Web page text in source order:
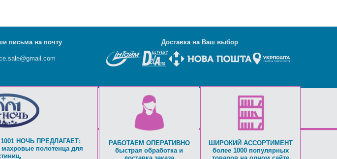
письма на почту Доставка на Ваш выбор
НОЧЬ ПРЕДЛАГАЕТ:
махровые полотенца для
,
РАБОТАЕМ ОПЕРАТИВНО
быстрая обработка и
ШИРОКИЙ АССОРТИМЕНТ
более 1000 популярных